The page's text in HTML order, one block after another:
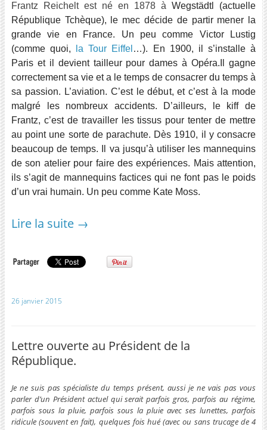
Frantz Reichelt est né en 1878 àWegstädtl (actuelle
République Tchèque), le mec décide de partir mener la
grande vie en France. Un peu comme Victor Lustig
(comme quoi,
la Tour Eiffel …). En 1900, il s’installe à
Paris et il devient tailleur pour dames à Opéra.Il gagne
correctement sa vie et a le temps de consacrer du temps à
sa passion. L’aviation. C’est le début, et c’est à la mode
malgré les nombreux accidents. D’ailleurs, le kiff de
Frantz, c’est de travailler les tissus pour tenter de mettre
au point une sorte de parachute. Dès 1910, il y consacre
beaucoup de temps. Il va jusqu’à utiliser les mannequins
de son atelier pour faire des expériences. Mais attention,
ils s’agit de mannequins factices qui ne font pas le poids
d’un vrai humain. Un peu comme Kate Moss.
Lire la suite →
26 janvier 2015
Lettre ouverte au Président de la
République.
Je ne suis pas spécialiste du temps présent, aussi je ne vais pas vous
parler d’un Président actuel qui serait parfois gros, parfois au régime,
parfois sous la pluie, parfois sous la pluie avec ses lunettes, parfois
ridicule (souvent en fait), quelques fois hué (avec ou sans trucage de 4